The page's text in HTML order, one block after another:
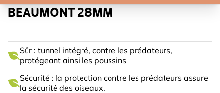
BEAUMONT 28MM
Sûr : tunnel intégré, contre les prédateurs,
protégeant ainsi les poussins
Sécurité : la protection contre les prédateurs assure
la sécurité des oiseaux.